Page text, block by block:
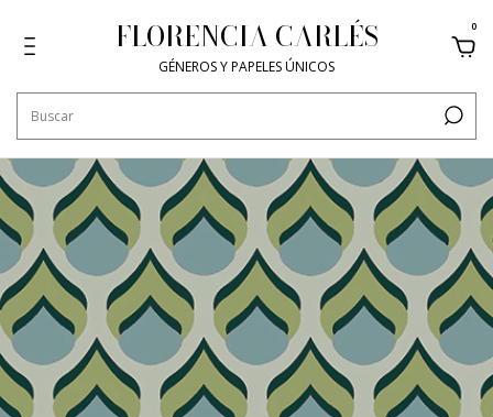
FLORENCIA CARLÉS
GÉNEROS Y PAPELES ÚNICOS
0